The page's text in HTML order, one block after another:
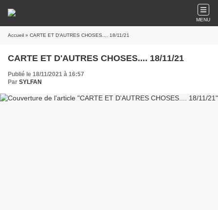
MENU
Accueil » CARTE ET D'AUTRES CHOSES.... 18/11/21
CARTE ET D'AUTRES CHOSES.... 18/11/21
Publié le 18/11/2021 à 16:57
Par SYLFAN